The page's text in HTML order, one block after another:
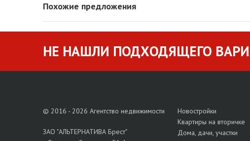
Похожие предложения
НЕ НАШЛИ ПОДХОДЯЩЕГО
© 2016 - 2026 Агентство недвижимости
ЗАО "АЛЬТЕРНАТИВА Брест"
Новостройки
Квартиры на вторичке
Дома, дачи, участки